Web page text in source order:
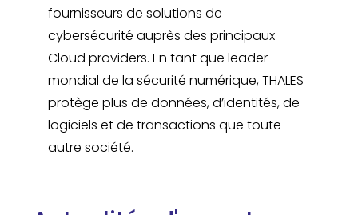
fournisseurs de solutions de
cybersécurité auprès des principaux
Cloud providers. En tant que leader
mondial de la sécurité numérique, THALES
protège plus de données, d’identités, de
logiciels et de transactions que toute
autre société.